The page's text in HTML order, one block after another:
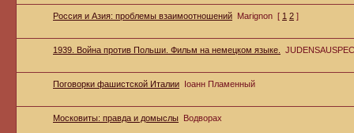
Россия и Азия: проблемы взаимоотношений Marignon [ 1 2 ]
1939. Война против Польши. Фильм на немецком языке.
Поговорки фашистской Италии Iоанн Пламенный
Московиты: правда и домыслы Водворах